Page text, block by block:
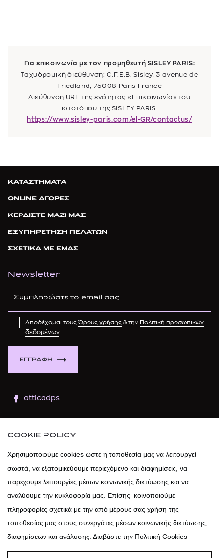
Για επικοινωνία με τον προμηθευτή SISLEY PARIS:
Ταχυδρομική διεύθυνση: C.F.E.B. Sisley, 3 avenue de
Friedland, 75008 Paris France
Διεύθυνση URL της ενότητας «Επικοινωνία» του
ιστοτόπου της SISLEY PARIS:
https://www.sisley-paris.com/el-GR/contactus/
ΚΑΤΑΣΤΗΜΑΤΑ
ONLINE ΑΓΟΡΕΣ
ΚΕΡΔΙΣΤΕ ΜΑΖΙ ΜΑΣ
ΕΞΥΠΗΡΕΤΗΣΗ ΠΕΛΑΤΩΝ
ΣΧΕΤΙΚΑ ΜΕ ΕΜΑΣ
Newsletter
ΕΓΓΡΑΦΗ
Αποδέχομαι τουςΌρους χρήσης & την Πολιτική προσωπικών
δεδομένων.
atticadps
atticadps
COOKIE POLICY
Χρησιμοποιούμε cookies ώστε η τοποθεσία μας να λειτουργεί
σωστά, να εξατομικεύουμε περιεχόμενο και διαφημίσεις, να
παρέχουμε λειτουργίες μέσων κοινωνικής δικτύωσης και να
αναλύουμε την κυκλοφορία μας. Επίσης, κοινοποιούμε
πληροφορίες σχετικά με την από μέρους σας χρήση της
τοποθεσίας μας στους συνεργάτες μέσων κοινωνικής δικτύωσης,
διαφημίσεων και ανάλυσης. Διαβάστε την Πολιτική Cookies